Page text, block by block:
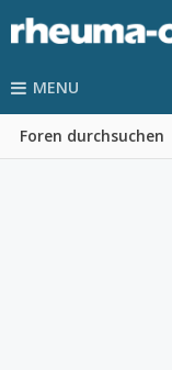
MENU
Foren durchsuchen